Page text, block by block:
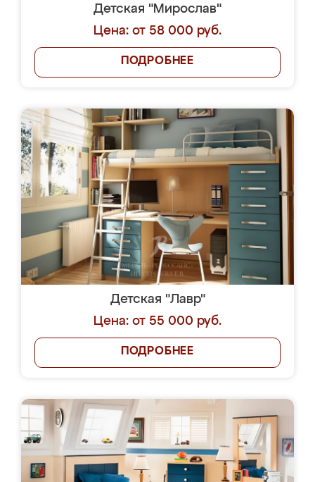
Детская "Мирослав"
Цена: от 58 000 руб.
ПОДРОБНЕЕ
Детская "Лавр"
Цена: от 55 000 руб.
ПОДРОБНЕЕ